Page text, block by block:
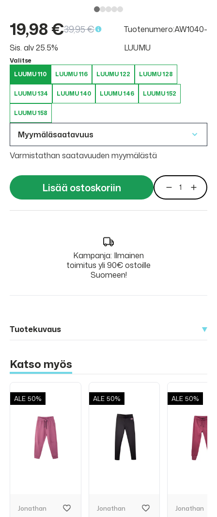
19,98 €39,95 €
Sis. alv 25.5%
Tuotenumero:AW1040-
LUUMU
Valitse
LUUMU 110
LUUMU 116 LUUMU 122 LUUMU 128
LUUMU 134 LUUMU 140 LUUMU 146 LUUMU 152
LUUMU 158
Myymäläsaatavuus
Varmistathan saatavuuden myymälästä
Lisää ostoskoriin
Kampanja: Ilmainen
toimitus yli 90€ ostoille
Suomeen!
Tuotekuvaus
Katso myös
ALE 50%
Jonathan
ALE 50%
Jonathan
ALE 50%
Jonathan